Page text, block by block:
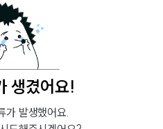
생겼어요!
가 발생했어요.